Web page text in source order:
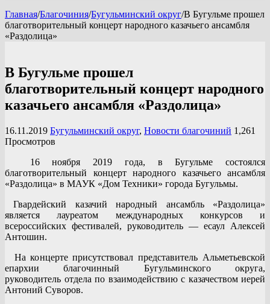
Главная/Благочиния/Бугульминский округ/В Бугульме прошел
благотворительный концерт народного казачьего ансамбля
«Раздолица»
В Бугульме прошел
благотворительный концерт народного
казачьего ансамбля «Раздолица»
16.11.2019 Бугульминский округ, Новости благочиний 1,261
Просмотров
16 ноября 2019 года, в Бугульме состоялся
благотворительный концерт народного казачьего ансамбля
«Раздолица» в МАУК «Дом Техники» города Бугульмы.
Гвардейский казачий народный ансамбль «Раздолица»
является лауреатом международных конкурсов и
всероссийских фестивалей, руководитель — есаул Алексей
Антошин.
На концерте присутствовал представитель Альметьевской
епархии благочинный Бугульминского округа,
руководитель отдела по взаимодействию с казачеством иерей
Антоний Суворов.